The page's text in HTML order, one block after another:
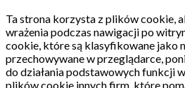
Ta strona korzysta z plików cookie,
wrażenia podczas nawigacji po
cookie, które są klasyfikowane jako
przechowywane w przeglądarce,
do działania podstawowych funkcji
plików cookie innych firm, które